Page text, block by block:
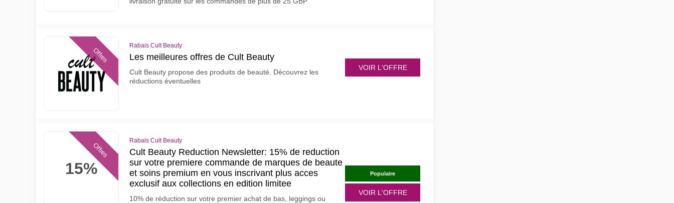
Offres
Rabais Cult Beauty
Les meilleures offres de Cult Beauty
Cult Beauty propose des produits de beauté. Découvrez les
réductions éventuelles
VOIR L'OFFRE
15%
Offres
Rabais Cult Beauty
Cult Beauty Reduction Newsletter: 15% de reduction
sur votre premiere commande de marques de beaute
et soins premium en vous inscrivant plus acces
exclusif aux collections en edition limitee
10% de réduction sur votre premier achat de bas, leggings ou
Populaire
VOIR L'OFFRE